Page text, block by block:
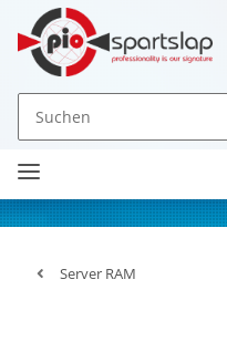
Server RAM